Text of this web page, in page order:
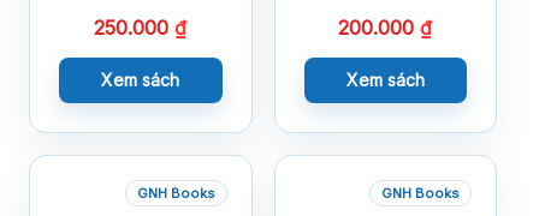
250.000₫
Xem sách
200.000₫
Xem sách
GNH Books GNH Books